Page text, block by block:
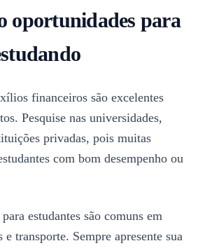
oportunidades para
financeiros são excelentes
Pesquise nas universidades,
privadas, pois muitas
com bom desempenho ou
estudantes são comuns em
transporte. Sempre apresente sua